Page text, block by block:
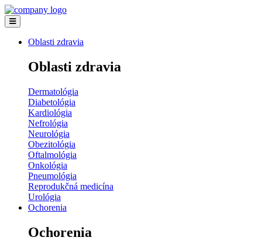
Oblasti zdravia
Oblasti zdravia
Dermatológia
Diabetológia
Kardiológia
Nefrológia
Neurológia
Obezitológia
Oftalmológia
Onkológia
Pneumológia
Reprodukčná medicína
Urológia
Ochorenia
Ochorenia